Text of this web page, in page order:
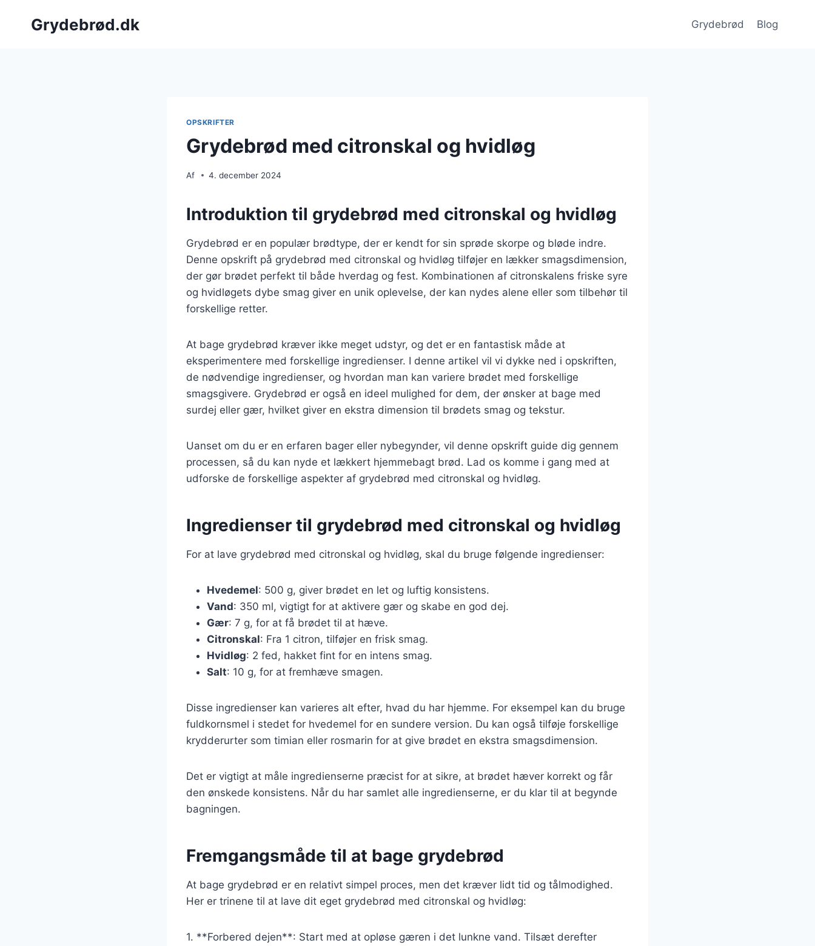
Grydebrød.dk Grydebrød Blog
OPSKRIFTER
Grydebrød med citronskal og hvidløg
Af 4. december 2024
Introduktion til grydebrød med citronskal og hvidløg
Grydebrød er en populær brødtype, der er kendt for sin sprøde skorpe og bløde indre.
Denne opskrift på grydebrød med citronskal og hvidløg tilføjer en lækker smagsdimension,
der gør brødet perfekt til både hverdag og fest. Kombinationen af citronskalens friske syre
og hvidløgets dybe smag giver en unik oplevelse, der kan nydes alene eller som tilbehør til
forskellige retter.
At bage grydebrød kræver ikke meget udstyr, og det er en fantastisk måde at
eksperimentere med forskellige ingredienser. I denne artikel vil vi dykke ned i opskriften,
de nødvendige ingredienser, og hvordan man kan variere brødet med forskellige
smagsgivere. Grydebrød er også en ideel mulighed for dem, der ønsker at bage med
surdej eller gær, hvilket giver en ekstra dimension til brødets smag og tekstur.
Uanset om du er en erfaren bager eller nybegynder, vil denne opskrift guide dig gennem
processen, så du kan nyde et lækkert hjemmebagt brød. Lad os komme i gang med at
udforske de forskellige aspekter af grydebrød med citronskal og hvidløg.
Ingredienser til grydebrød med citronskal og hvidløg
For at lave grydebrød med citronskal og hvidløg, skal du bruge følgende ingredienser:
Hvedemel: 500 g, giver brødet en let og luftig konsistens.
Vand: 350 ml, vigtigt for at aktivere gær og skabe en god dej.
Gær: 7 g, for at få brødet til at hæve.
Citronskal: Fra 1 citron, tilføjer en frisk smag.
Hvidløg: 2 fed, hakket fint for en intens smag.
Salt: 10 g, for at fremhæve smagen.
Disse ingredienser kan varieres alt efter, hvad du har hjemme. For eksempel kan du bruge
fuldkornsmel i stedet for hvedemel for en sundere version. Du kan også tilføje forskellige
krydderurter som timian eller rosmarin for at give brødet en ekstra smagsdimension.
Det er vigtigt at måle ingredienserne præcist for at sikre, at brødet hæver korrekt og får
den ønskede konsistens. Når du har samlet alle ingredienserne, er du klar til at begynde
bagningen.
Fremgangsmåde til at bage grydebrød
At bage grydebrød er en relativt simpel proces, men det kræver lidt tid og tålmodighed.
Her er trinene til at lave dit eget grydebrød med citronskal og hvidløg:
1. **Forbered dejen**: Start med at opløse gæren i det lunkne vand. Tilsæt derefter